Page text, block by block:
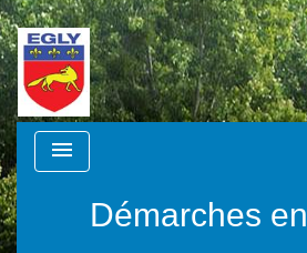
menu
Démarches